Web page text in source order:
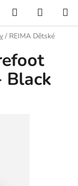
Hledat
KOŠÍK
/ REIMA Dětské
Black